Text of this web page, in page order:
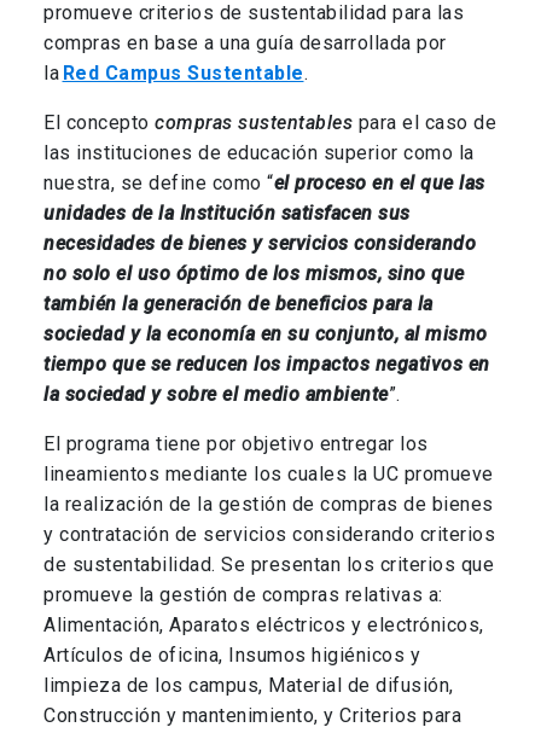
promueve criterios de sustentabilidad para las
compras en base a una guía desarrollada por
la Red Campus Sustentable.
El concepto compras sustentables para el caso de
las instituciones de educación superior como la
nuestra, se define como “el proceso en el que las
unidades de la Institución satisfacen sus
necesidades de bienes y servicios considerando
no solo el uso óptimo de los mismos, sino que
también la generación de beneficios para la
sociedad y la economía en su conjunto, al mismo
tiempo que se reducen los impactos negativos en
la sociedad y sobre el medio ambiente”.
El programa tiene por objetivo entregar los
lineamientos mediante los cuales la UC promueve
la realización de la gestión de compras de bienes
y contratación de servicios considerando criterios
de sustentabilidad. Se presentan los criterios que
promueve la gestión de compras relativas a:
Alimentación, Aparatos eléctricos y electrónicos,
Artículos de oficina, Insumos higiénicos y
limpieza de los campus, Material de difusión,
Construcción y mantenimiento, y Criterios para